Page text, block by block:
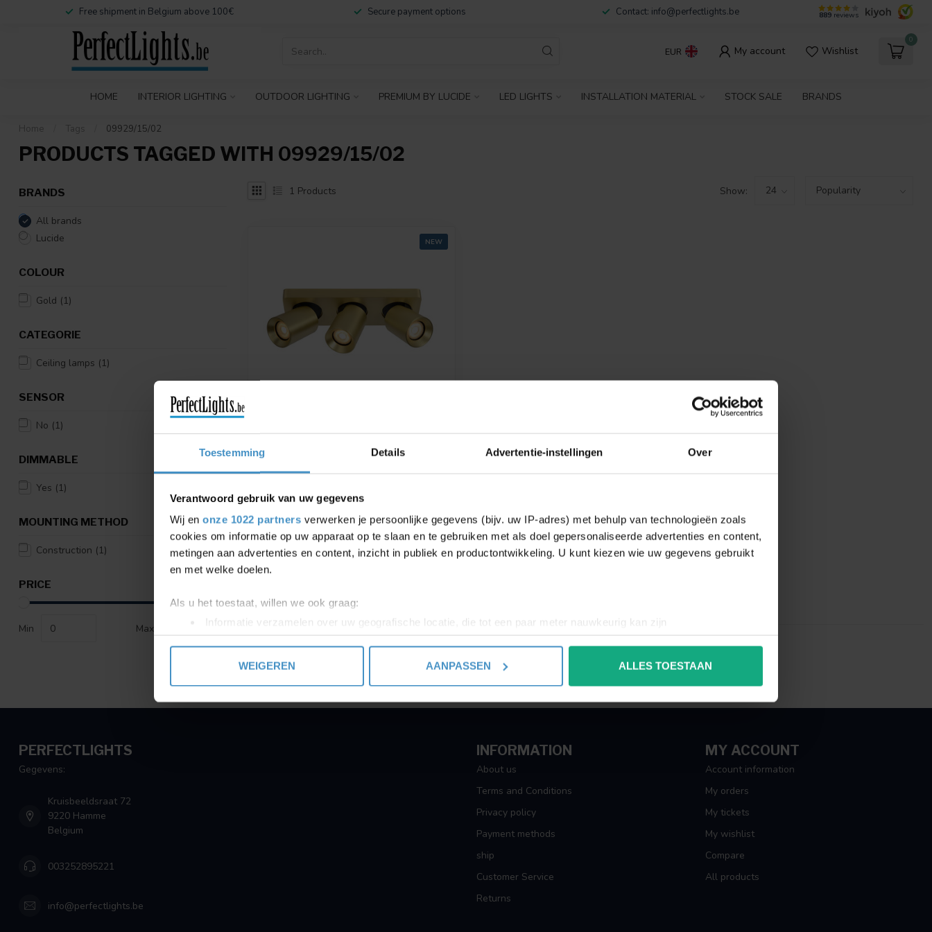
Toestemming Details Advertentie-instellingen Over
Verantwoord gebruik van uw gegevens
Wij en onze 1022 partners verwerken je persoonlijke gegevens (bijv. uw IP-adres) met behulp van technologieën zoals
cookies om informatie op uw apparaat op te slaan en te gebruiken met als doel gepersonaliseerde advertenties en content,
metingen aan advertenties en content, inzicht in publiek en productontwikkeling. U kunt kiezen wie uw gegevens gebruikt
en met welke doelen.
Als u het toestaat, willen we ook graag:
Informatie verzamelen over uw geografische locatie, die tot een paar meter nauwkeurig kan zijn
Uw apparaat identificeren door het actief te scannen op specifieke eigenschappen (fingerprinting)
toestemming op elk moment wijzigen of intrekken in de Cookieverklaring.
We gebruiken cookies om content en advertenties te personaliseren, om functies voor social media te bieden en om ons
verstrekt of die ze hebben verzameld op basis van uw gebruik van hun services.
WEIGEREN AANPASSEN ALLES TOESTAAN
Free shipment in Belgium above 100€ Secure payment options Contact: info@perfectlights.be 889 reviews
EUR My account Wishlist
0
HOME INTERIOR LIGHTING OUTDOOR LIGHTING PREMIUM BY LUCIDE LED LIGHTS INSTALLATION MATERIAL STOCK SALE BRANDS
Home Tags 09929/15/02
PRODUCTS TAGGED WITH 09929/15/02
BRANDS
All brands
Lucide
COLOUR
Gold (1)
CATEGORIE
Ceiling lamps (1)
SENSOR
No (1)
DIMMABLE
Yes (1)
MOUNTING METHOD
Construction (1)
PRICE
Min Max
1 Products Show:
NEW
LUCIDE
NIGEL - CEILING SPOTLIGHT - LED
DIM TO WARM - GU10 - 3X5W
2200K/3000K - MATT GOLD /
NIGEL - Ceiling spotlight - LED Dim to
warm - GU10 - 3x5W 2200K/3000K -
Matt Gol...
€188,95
Showing1 - 1 of 1
PERFECTLIGHTS
Gegevens:
Kruisbeeldsraat 72
9220 Hamme
Belgium
003252895221
info@perfectlights.be
INFORMATION
About us
Terms and Conditions
Privacy policy
Payment methods
ship
Customer Service
Returns
MY ACCOUNT
Account information
My orders
My tickets
My wishlist
Compare
All products